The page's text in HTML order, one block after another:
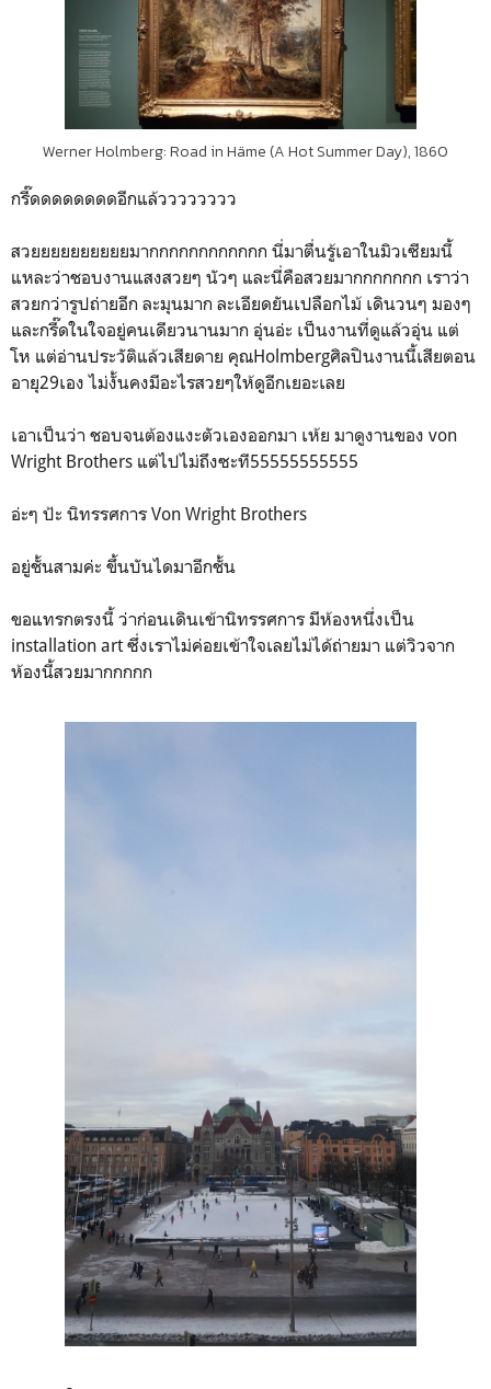
Werner Holmberg: Road in Häme (A Hot Summer Day), 1860
กรี๊ดดดดดดดดอีกแล้วววววววว
สวยยยยยยยยยยมากกกกกกกกกกกก นี่มาตื่นรู้เอาในมิวเซียมนี้
แหละว่าชอบงานแสงสวยๆ นัวๆ และนี่คือสวยมากกกกกกก เราว่า
สวยกว่ารูปถ่ายอีก ละมุนมาก ละเอียดยันเปลือกไม้ เดินวนๆ มองๆ
และกรี๊ดในใจอยู่คนเดียวนานมาก อุ่นอ่ะ เป็นงานที่ดูแล้วอุ่น แต่
โห แต่อ่านประวัติแล้วเสียดาย คุณHolmbergศิลปินงานนี้เสียตอน
อายุ29เอง ไม่งั้นคงมีอะไรสวยๆให้ดูอีกเยอะเลย
เอาเป็นว่า ชอบจนต้องแงะตัวเองออกมา เห้ย มาดูงานของ von
Wright Brothers แต่ไปไม่ถึงซะที55555555555
อ่ะๆ ป้ะ นิทรรศการ Von Wright Brothers
อยู่ชั้นสามค่ะ ขึ้นบันไดมาอีกชั้น
ขอแทรกตรงนี้ ว่าก่อนเดินเข้านิทรรศการ มีห้องหนึ่งเป็น
installation art ซึ่งเราไม่ค่อยเข้าใจเลยไม่ได้ถ่ายมา แต่วิวจาก
ห้องนี้สวยมากกกกก